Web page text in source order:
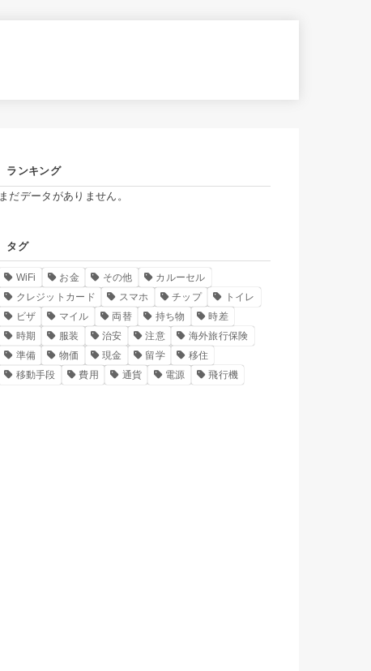
ランキング
まだデータがありません。
タグ
WiFi お金 その他
カルーセル
クレジットカード
スマホ チップ
トイレ
ビザ
マイル 両替 持ち物
時差
時期
服装 治安 注意
海外旅行保険
準備
物価 現金 留学
移住
移動手段
費用 通貨 電源 飛行機